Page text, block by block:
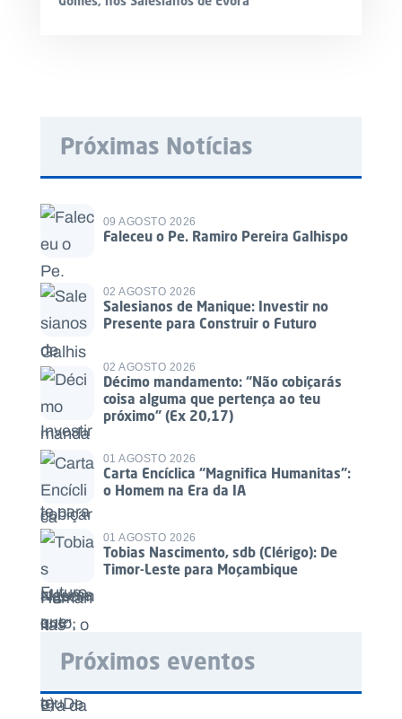
Próximas Notícias
09 AGOSTO 2026
Faleceu o Pe. Ramiro Pereira Galhispo
02 AGOSTO 2026
Salesianos de Manique: Investir no
Presente para Construir o Futuro
02 AGOSTO 2026
Décimo mandamento: “Não cobiçarás
coisa alguma que pertença ao teu
próximo” (Ex 20,17)
01 AGOSTO 2026
Carta Encíclica “Magnifica Humanitas”:
o Homem na Era da IA
01 AGOSTO 2026
Tobias Nascimento, sdb (Clérigo): De
Timor-Leste para Moçambique
Próximos eventos